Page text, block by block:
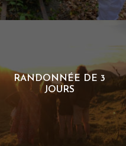
RANDONNÉE DE 3
JOURS